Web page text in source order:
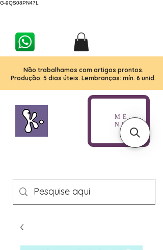
G-9QS08PN47L
Não trabalhamos com artigos prontos.
Produção: 5 dias úteis. Lembranças: mín. 6 unid.
ME
NU